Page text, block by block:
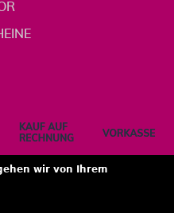
wir von Ihrem